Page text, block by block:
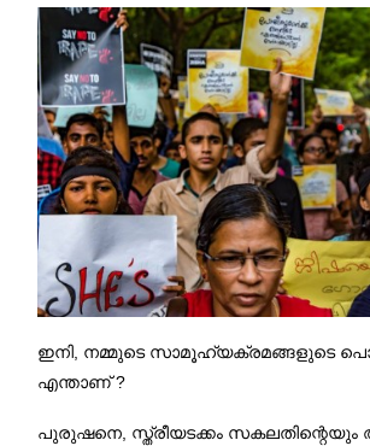
ഇനി, നമ്മുടെ സാമൂഹ്യക്രമങ്ങളുടെ
എന്താണ് ?
പുരുഷനെ, സ്ത്രീയടക്കം സകലതിന്റെയും